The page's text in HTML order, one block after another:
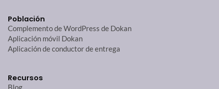
Población
Complemento de WordPress de Dokan
Aplicación móvil Dokan
Aplicación de conductor de entrega
Recursos
Blog